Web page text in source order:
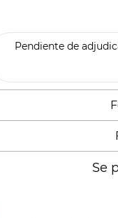
Pendiente de
Se